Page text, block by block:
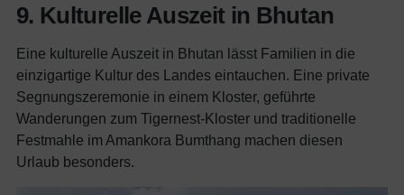
9. Kulturelle Auszeit in Bhutan
Eine kulturelle Auszeit in Bhutan lässt Familien in die
einzigartige Kultur des Landes eintauchen. Eine private
Segnungszeremonie in einem Kloster, geführte
Wanderungen zum Tigernest-Kloster und traditionelle
Festmahle im Amankora Bumthang machen diesen
Urlaub besonders.